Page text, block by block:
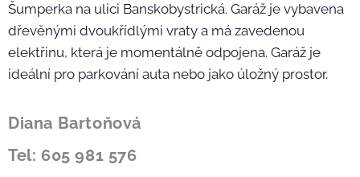
Šumperka na ulici Banskobystrická. Garáž je vybavena
dřevěnými dvoukřídlými vraty a má zavedenou
elektřinu, která je momentálně odpojena. Garáž je
ideální pro parkování auta nebo jako úložný prostor.
Diana Bartoňová
Tel: 605 981 576